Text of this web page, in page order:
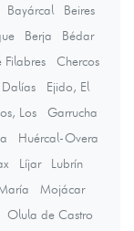
Bayárcal
Beires
Berja
Bédar
Filabres
Chercos
Dalías
Ejido, El
Los
Garrucha
Huércal-Overa
Líjar
Lubrín
Mojácar
Olula de Castro